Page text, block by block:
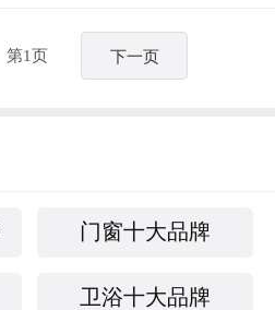
第1页 下一页
门窗十大品牌
卫浴十大品牌